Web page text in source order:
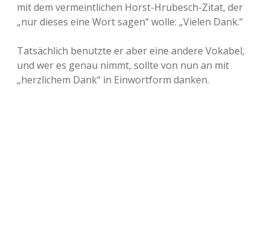
mit dem vermeintlichen Horst-Hrubesch-Zitat, der
„nur dieses eine Wort sagen“ wolle: „Vielen Dank.“
Tatsächlich benutzte er aber eine andere Vokabel,
und wer es genau nimmt, sollte von nun an mit
„herzlichem Dank“ in Einwortform danken.